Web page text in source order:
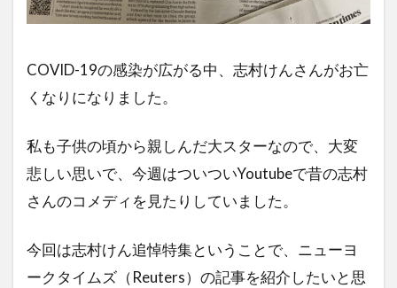
COVID-19の感染が広がる中、志村けんさんがお亡
くなりになりました。
私も子供の頃から親しんだ大スターなので、大変
悲しい思いで、今週はついついYoutubeで昔の志村
さんのコメディを見たりしていました。
今回は志村けん追悼特集ということで、ニューヨ
ークタイムズ（Reuters）の記事を紹介したいと思